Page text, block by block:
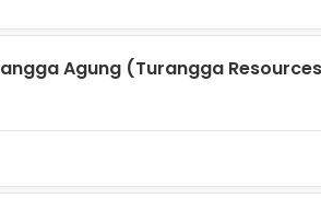
Agung (Turangga